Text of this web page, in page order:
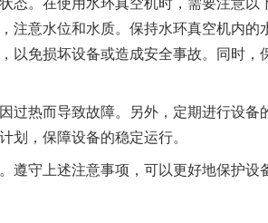
。在使用水环真空机时，需要注意
意水位和水质。保持水环真空机内
免损坏设备或造成安全事故。同时
过热而导致故障。另外，定期进行设
划，保障设备的稳定运行。
守上述注意事项，可以更好地保护设